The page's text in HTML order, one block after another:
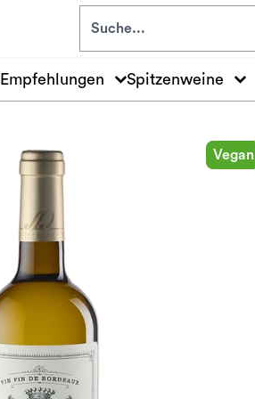
Empfehlungen Spitzenweine
Vegan